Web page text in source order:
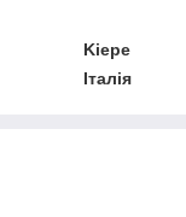
Kiepe
Італія